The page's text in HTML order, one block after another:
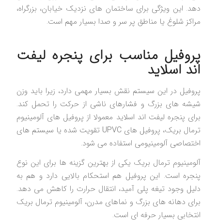
دهد. این ویژگی برای ساختمان های نزدیک خیابان، بزرگراه،
مراکز شلوغ یا مناطق پر سر و صدا بسیار مهم است.
پروفیل مناسب برای پنجره لیفت
اند اسلاید
پروفیل در این سیستم نقش بسیار مهمی دارد، زیرا باید وزن
شیشه های بزرگ و فشارهای ناشی از حرکت را تحمل کند.
برای پنجره لیفت اند اسلاید معمولا از پروفیل های آلومینیوم
ترمال بریک، پروفیل های UPVC تقویت شده یا سیستم های
اختصاصی آلومینیومی استفاده می شود.
آلومینیوم ترمال بریک یکی از بهترین گزینه ها برای این نوع
پنجره است. این پروفیل هم استحکام بالایی دارد و هم به
دلیل وجود تیغه پلی آمید، انتقال حرارت را کاهش می دهد.
برای دهانه های بزرگ و نماهای مدرن، آلومینیوم ترمال بریک
انتخابی بسیار حرفه ای است.